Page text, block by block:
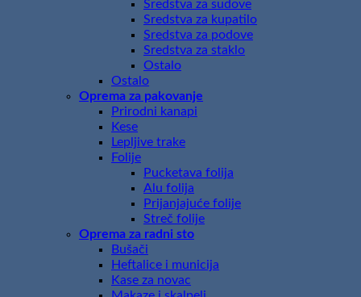
Sredstva za sudove
Sredstva za kupatilo
Sredstva za podove
Sredstva za staklo
Ostalo
Ostalo
Oprema za pakovanje
Prirodni kanapi
Kese
Lepljive trake
Folije
Pucketava folija
Alu folija
Prijanjajuće folije
Streč folije
Oprema za radni sto
Bušači
Heftalice i municija
Kase za novac